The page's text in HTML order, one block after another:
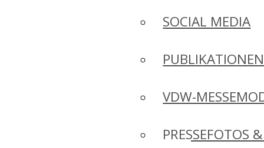
SOCIAL MEDIA
PUBLIKATIONEN
VDW-
PRESSEFOTOS